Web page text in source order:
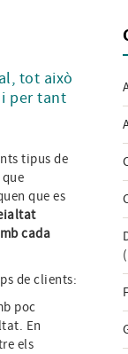
tot això
per tant
tipus de
que es
cada
de clients:
poc
En
els